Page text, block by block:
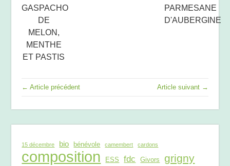
GASPACHO
DE
MELON,
MENTHE
ET PASTIS
PARMESANE
D'AUBERGINE
← Article précédent Article suivant →
15 décembre bio bénévole camembert cardons
composition ESS fdc Givors grigny